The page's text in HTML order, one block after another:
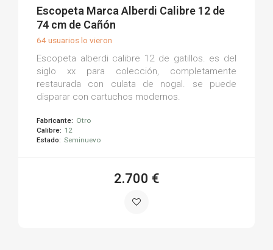
Escopeta Marca Alberdi Calibre 12 de
74 cm de Cañón
64 usuarios lo vieron
Escopeta alberdi calibre 12 de gatillos. es del
siglo xx para colección, completamente
restaurada con culata de nogal. se puede
disparar con cartuchos modernos.
Fabricante: Otro
Calibre: 12
Estado: Seminuevo
2.700 €